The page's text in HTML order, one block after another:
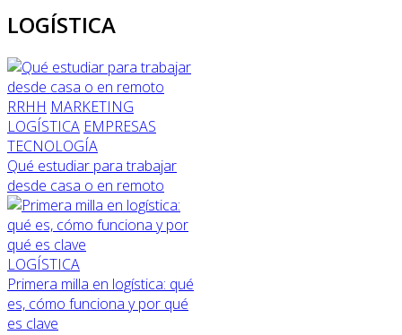
LOGÍSTICA
RRHH MARKETING
LOGÍSTICA EMPRESAS
TECNOLOGÍA
Qué estudiar para trabajar
desde casa o en remoto
LOGÍSTICA
Primera milla en logística: qué
es, cómo funciona y por qué
es clave